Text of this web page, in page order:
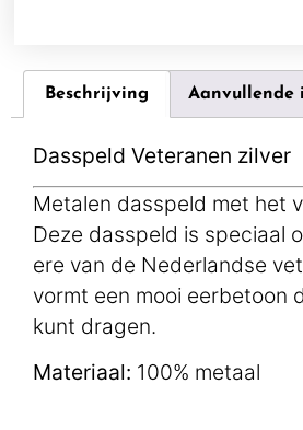
Beschrijving Aanvullende
Dasspeld Veteranen zilver
Metalen dasspeld met het
Deze dasspeld is speciaal
ere van de Nederlandse
vormt een mooi eerbetoon
kunt dragen.
Materiaal: 100% metaal